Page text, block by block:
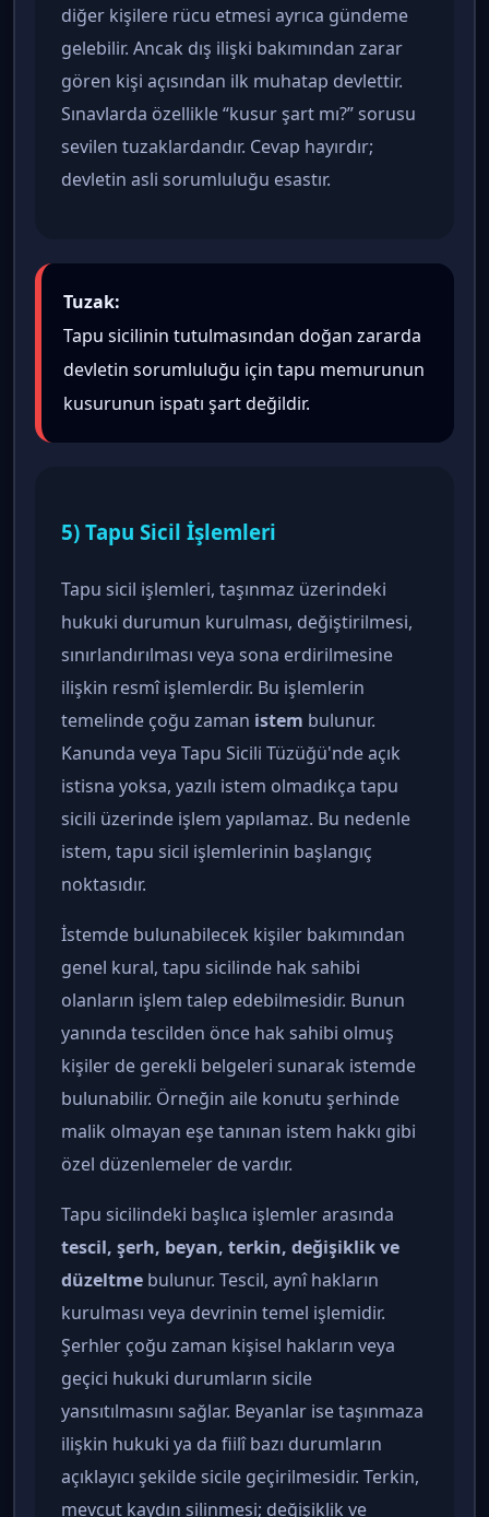
diğer kişilere rücu etmesi ayrıca gündeme
gelebilir. Ancak dış ilişki bakımından zarar
gören kişi açısından ilk muhatap devlettir.
Sınavlarda özellikle “kusur şart mı?” sorusu
sevilen tuzaklardandır. Cevap hayırdır;
devletin asli sorumluluğu esastır.
Tuzak:
Tapu sicilinin tutulmasından doğan zararda
devletin sorumluluğu için tapu memurunun
kusurunun ispatı şart değildir.
5) Tapu Sicil İşlemleri
Tapu sicil işlemleri, taşınmaz üzerindeki
hukuki durumun kurulması, değiştirilmesi,
sınırlandırılması veya sona erdirilmesine
ilişkin resmî işlemlerdir. Bu işlemlerin
temelinde çoğu zaman istem bulunur.
Kanunda veya Tapu Sicili Tüzüğü'nde açık
istisna yoksa, yazılı istem olmadıkça tapu
sicili üzerinde işlem yapılamaz. Bu nedenle
istem, tapu sicil işlemlerinin başlangıç
noktasıdır.
İstemde bulunabilecek kişiler bakımından
genel kural, tapu sicilinde hak sahibi
olanların işlem talep edebilmesidir. Bunun
yanında tescilden önce hak sahibi olmuş
kişiler de gerekli belgeleri sunarak istemde
bulunabilir. Örneğin aile konutu şerhinde
malik olmayan eşe tanınan istem hakkı gibi
özel düzenlemeler de vardır.
Tapu sicilindeki başlıca işlemler arasında
tescil, şerh, beyan, terkin, değişiklik ve
düzeltme bulunur. Tescil, aynî hakların
kurulması veya devrinin temel işlemidir.
Şerhler çoğu zaman kişisel hakların veya
geçici hukuki durumların sicile
yansıtılmasını sağlar. Beyanlar ise taşınmaza
ilişkin hukuki ya da fiilî bazı durumların
açıklayıcı şekilde sicile geçirilmesidir. Terkin,
mevcut kaydın silinmesi; değişiklik ve